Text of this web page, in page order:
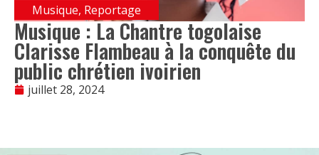
Musique, Reportage
Musique : La Chantre togolaise
Clarisse Flambeau à la conquête du
public chrétien ivoirien
juillet 28, 2024